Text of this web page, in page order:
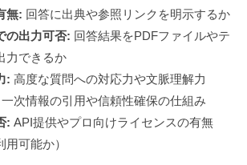
無: 回答に出典や参照リンクを明示するか
の出力可否: 回答結果をPDFファイルやテ
力できるか
: 高度な質問への対応力や文脈理解力
一次情報の引用や信頼性確保の仕組み
: API提供やプロ向けライセンスの有無
用可能か）